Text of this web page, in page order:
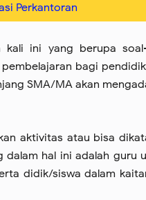
Perkantoran
ini yang berupa
bagi
SMA/MA akan
aktivitas atau bisa
hal ini adalah guru
didik/siswa dalam